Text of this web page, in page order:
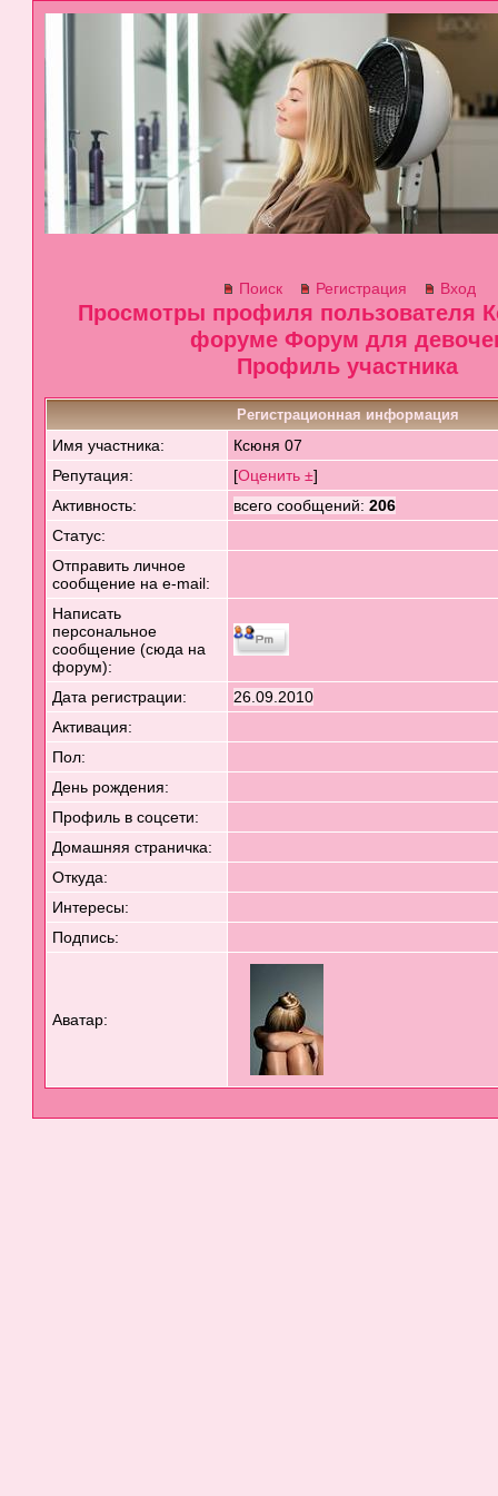
Поиск Регистрация Вход
Просмотры профиля пользователя
форуме Форум для
Профиль участника
Регистрационная информация
Имя участника:
Ксюня 07
Репутация:
[Оценить ±]
Активность:
всего сообщений:206
Статус:
Отправить личное
сообщение на e-mail:
Написать
персональное
сообщение (сюда на
форум):
Дата регистрации:
26.09.2010
Активация:
Пол:
День рождения:
Профиль в соцсети:
Домашняя страничка:
Откуда:
Интересы:
Подпись:
Аватар: